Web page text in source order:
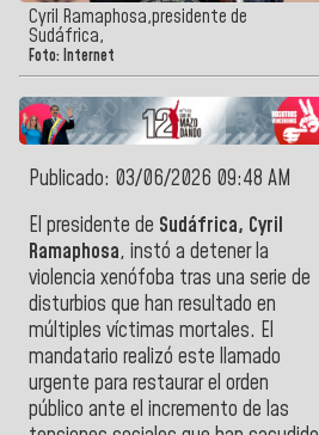
Cyril Ramaphosa,presidente de
Sudáfrica,
Foto: Internet
Publicado: 03/06/2026 09:48 AM
El presidente de Sudáfrica, Cyril
Ramaphosa, instó a detener la
violencia xenófoba tras una serie de
disturbios que han resultado en
múltiples víctimas mortales. El
mandatario realizó este llamado
urgente para restaurar el orden
público ante el incremento de las